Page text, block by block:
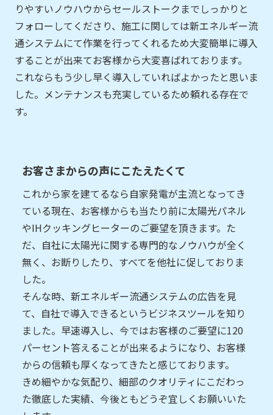
りやすいノウハウからセールストークまでしっかりと
フォローしてくださり、施工に関しては新エネルギー流
通システムにて作業を行ってくれるため大変簡単に導入
することが出来てお客様から大変喜ばれております。
これならもう少し早く導入していればよかったと思いま
した。メンテナンスも充実しているため頼れる存在で
す。
お客さまからの声にこたえたくて
これから家を建てるなら自家発電が主流となってき
ている現在、お客様からも当たり前に太陽光パネル
やIHクッキングヒーターのご要望を頂きます。た
だ、自社に太陽光に関する専門的なノウハウが全く
無く、お断りしたり、すべてを他社に促しておりま
した。
そんな時、新エネルギー流通システムの広告を見
て、自社で導入できるというビジネスツールを知り
ました。早速導入し、今ではお客様のご要望に120
パーセント答えることが出来るようになり、お客様
からの信頼も厚くなってきたと感じております。
きめ細やかな気配り、細部のクオリティにこだわっ
た徹底した実績、今後ともどうぞ宜しくお願いいた